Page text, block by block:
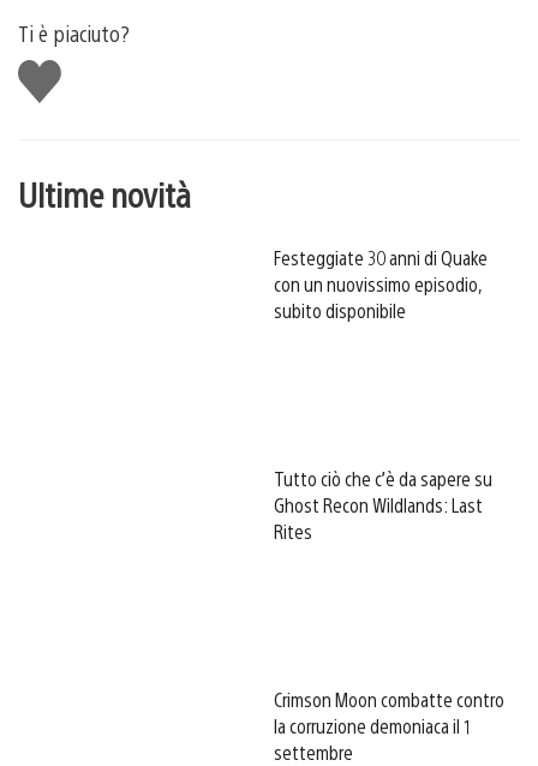
Ti è piaciuto?
Mi
piace
Ultime novità
Festeggiate 30 anni di Quake
con un nuovissimo episodio,
subito disponibile
Tutto ciò che c’è da sapere su
Ghost Recon Wildlands: Last
Rites
Crimson Moon combatte contro
la corruzione demoniaca il 1
settembre